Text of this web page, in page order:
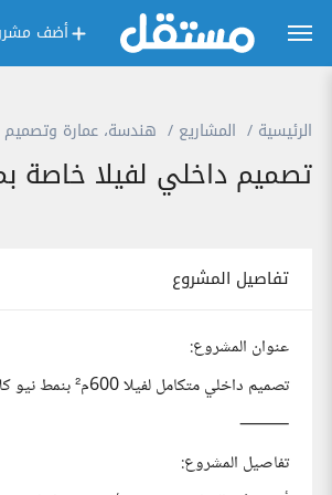
أضف
الرئيسية المشاريع هندسة، عمارة
تصميم داخلي لفيلا خاصة
تفاصيل المشروع
عنوان المشروع:
تصميم داخلي متكامل لفيلا 600م² بنمط نيو كلاسيك بسيط وقابل للتنفيذ
⸻
تفاصيل المشروع: